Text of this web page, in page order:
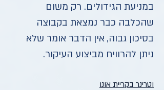
במניעת הגידולים. רק משום
שהכלבה כבר נמצאת בקבוצה
בסיכון גבוה, אין הדבר אומר שלא
ניתן להרוויח מביצוע העיקור.
וטרינר בקריית אונו